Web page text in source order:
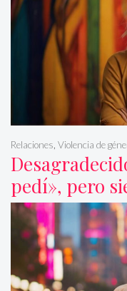
pedí», pero
Relaciones Violencia de